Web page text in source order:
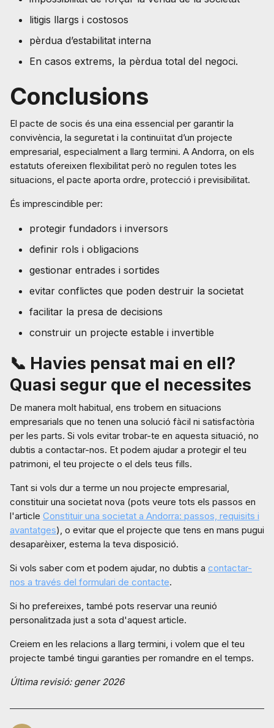
litigis llargs i costosos
pèrdua d’estabilitat interna
En casos extrems, la pèrdua total del negoci.
Conclusions
El pacte de socis és una eina essencial per garantir la
convivència, la seguretat i la continuïtat d’un projecte
empresarial, especialment a llarg termini. A Andorra, on els
estatuts ofereixen flexibilitat però no regulen totes les
situacions, el pacte aporta ordre, protecció i previsibilitat.
És imprescindible per:
protegir fundadors i inversors
definir rols i obligacions
gestionar entrades i sortides
evitar conflictes que poden destruir la societat
facilitar la presa de decisions
construir un projecte estable i invertible
📞 Havies pensat mai en ell?
Quasi segur que el necessites
De manera molt habitual, ens trobem en situacions
empresarials que no tenen una solució fàcil ni satisfactòria
per les parts. Si vols evitar trobar-te en aquesta situació, no
dubtis a contactar-nos. Et podem ajudar a protegir el teu
patrimoni, el teu projecte o el dels teus fills.
Tant si vols dur a terme un nou projecte empresarial,
constituir una societat nova (pots veure tots els passos en
l'article Constituir una societat a Andorra: passos, requisits i
avantatges), o evitar que el projecte que tens en mans pugui
desaparèixer, estema la teva disposició.
Si vols saber com et podem ajudar, no dubtis a contactar-
nos a través del formulari de contacte.
Si ho prefereixes, també pots reservar una reunió
personalitzada just a sota d'aquest article.
Creiem en les relacions a llarg termini, i volem que el teu
projecte també tingui garanties per romandre en el temps.
Última revisió: gener 2026